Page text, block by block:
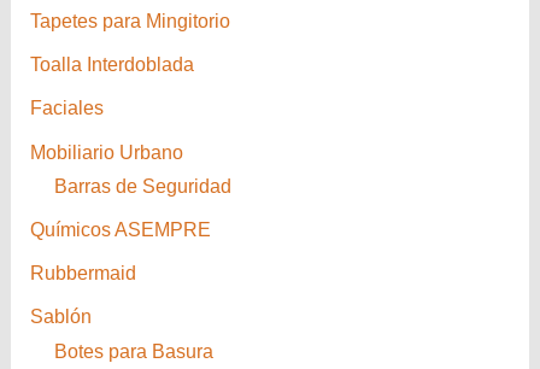
Tapetes para Mingitorio
Toalla Interdoblada
Faciales
Mobiliario Urbano
Barras de Seguridad
Químicos ASEMPRE
Rubbermaid
Sablón
Botes para Basura